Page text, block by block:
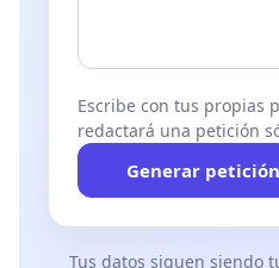
Escribe con tus propias
redactará una petición
Generar petición
Tus datos siguen siendo